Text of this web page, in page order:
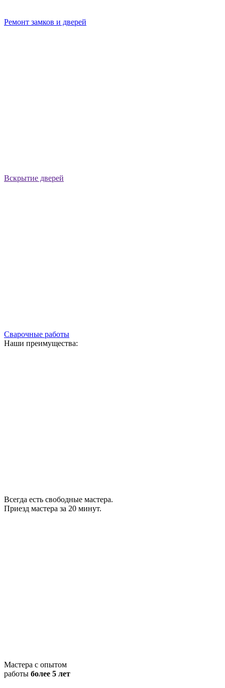
Ремонт замков и дверей
Вскрытие дверей
Сварочные работы
Наши преимущества:
Всегда есть свободные мастера.
Приезд мастера за 20 минут.
Мастера с опытом
работы более 5 лет